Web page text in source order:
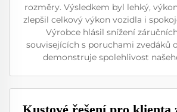
rozměry. Výsledkem byl lehký,
zlepšil celkový výkon vozidla i
Výrobce hlásil snížení
souvisejících s poruchami zvedáků
demonstruje spolehlivost